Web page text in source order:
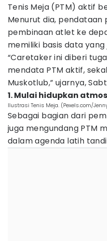
Tenis Meja (PTM) aktif
Menurut dia, pendataan
pembinaan atlet ke
memiliki basis data yang
“Caretaker ini diberi
mendata PTM aktif,
Muskotlub,” ujarnya,
1. Mulai hidupkan
Ilustrasi Tenis Meja. (Pexels.com/
Sebagai bagian dari
juga mengundang PTM
dalam agenda latih